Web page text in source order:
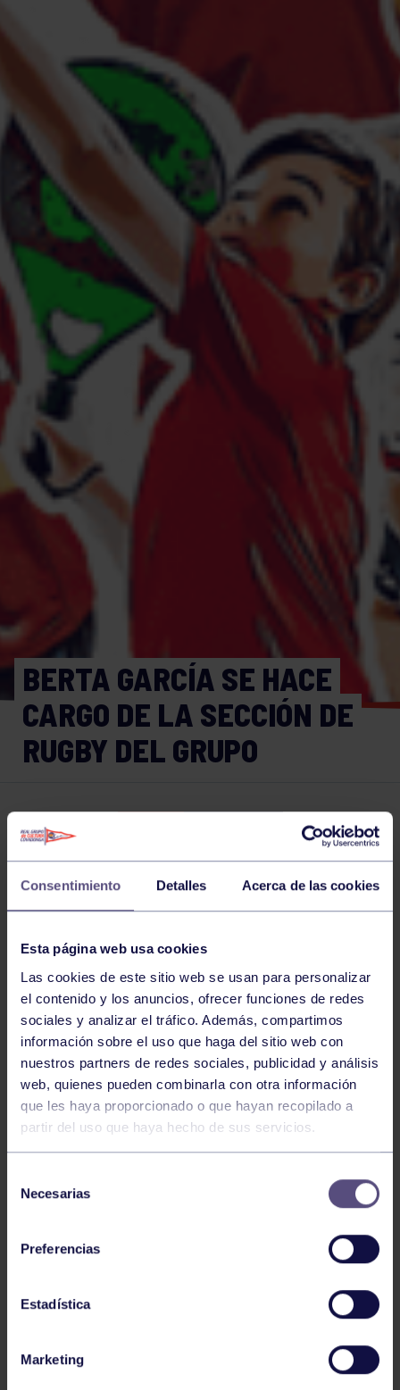
Consentimiento Detalles Acerca de las cookies
Esta página web usa cookies
Las cookies de este sitio web se usan para personalizar
el contenido y los anuncios, ofrecer funciones de redes
sociales y analizar el tráfico. Además, compartimos
información sobre el uso que haga del sitio web con
nuestros partners de redes sociales, publicidad y análisis
web, quienes pueden combinarla con otra información
que les haya proporcionado o que hayan recopilado a
partir del uso que haya hecho de sus servicios.
Necesarias
Preferencias
Estadística
Marketing
BERTA GARCÍA SE HACE
CARGO DE LA SECCIÓN DE
RUGBY DEL GRUPO
NOTICIAS RELACIONADAS
Rugby 03 Jun 2026
XVI TORNEO RUGBY PLAYA RGCC